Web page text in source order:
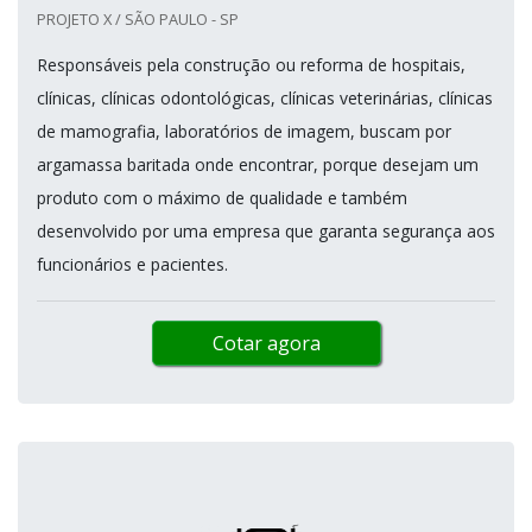
PROJETO X / SÃO PAULO - SP
Responsáveis pela construção ou reforma de hospitais,
clínicas, clínicas odontológicas, clínicas veterinárias, clínicas
de mamografia, laboratórios de imagem, buscam por
argamassa baritada onde encontrar, porque desejam um
produto com o máximo de qualidade e também
desenvolvido por uma empresa que garanta segurança aos
funcionários e pacientes.
Cotar agora